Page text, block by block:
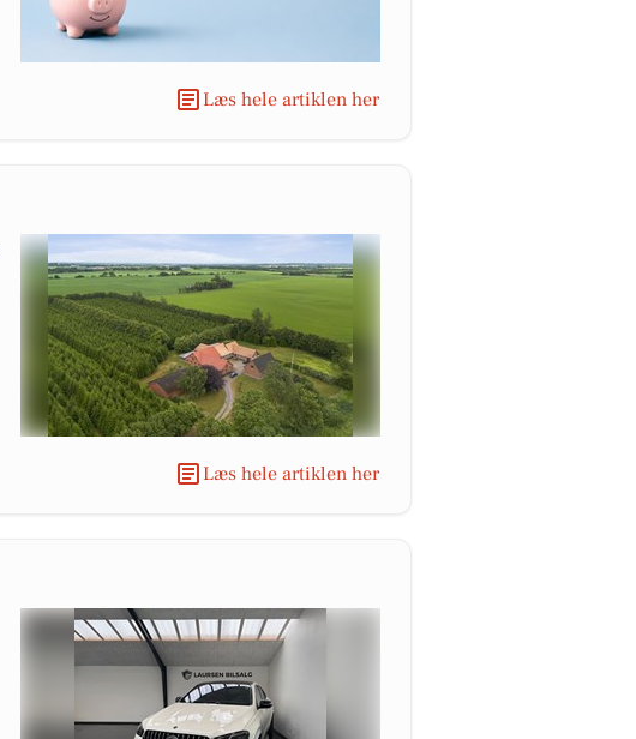
Læs hele artiklen her
Læs hele artiklen her